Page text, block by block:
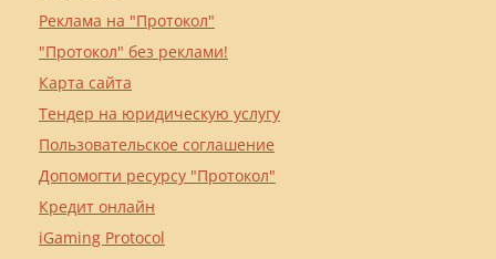
Реклама на "Протокол"
"Протокол" без реклами!
Карта сайта
Тендер на юридическую услугу
Пользовательское соглашение
Допомогти ресурсу "Протокол"
Кредит онлайн
iGaming Protocol